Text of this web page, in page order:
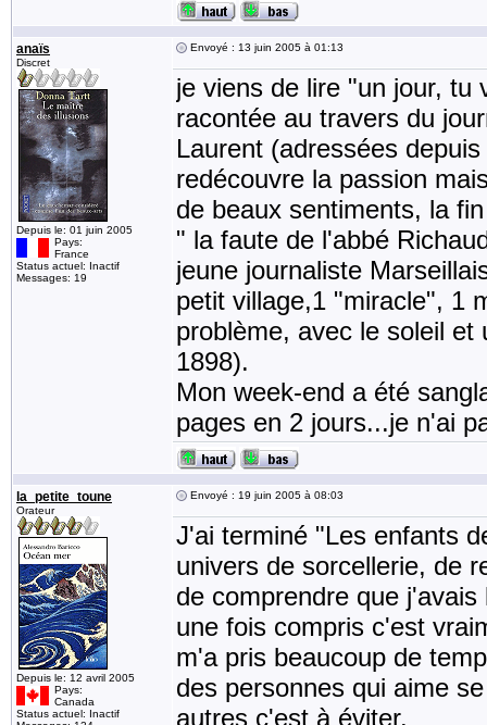
anaïs
Discret
Depuis le: 01 juin 2005
Pays:
France
Status actuel: Inactif
Messages: 19
Envoyé : 13 juin 2005 à 01:13
je viens de lire "un jour, tu
racontée au travers du
Laurent (adressées
redécouvre la passion
de beaux sentiments, la
" la faute de l'abbé
jeune journaliste
petit village,1 "miracle", 1
problème, avec le soleil
1898).
Mon week-end a été
pages en 2 jours...je n'ai
la_petite_toune
Orateur
Depuis le: 12 avril 2005
Pays:
Canada
Status actuel: Inactif
Envoyé : 19 juin 2005 à 08:03
J'ai terminé "Les enfants
univers de sorcellerie, de
de comprendre que
une fois compris c'est
m'a pris beaucoup de
des personnes qui aime
autres c'est à éviter.